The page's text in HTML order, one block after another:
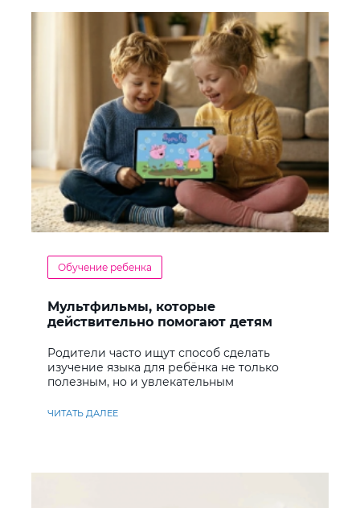
Обучение ребенка
Мультфильмы, которые
действительно помогают детям
Родители часто ищут способ сделать
изучение языка для ребёнка не только
полезным, но и увлекательным
ЧИТАТЬ ДАЛЕЕ